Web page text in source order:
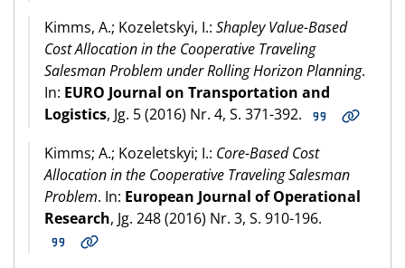
Kimms, A.; Kozeletskyi, I.: Shapley Value-Based
Cost Allocation in the Cooperative Traveling
Salesman Problem under Rolling Horizon Planning.
In: EURO Journal on Transportation and
Logistics, Jg. 5 (2016) Nr. 4, S. 371-392.
Kimms; A.; Kozeletskyi; I.: Core-Based Cost
Allocation in the Cooperative Traveling Salesman
Problem. In: European Journal of Operational
Research, Jg. 248 (2016) Nr. 3, S. 910-196.